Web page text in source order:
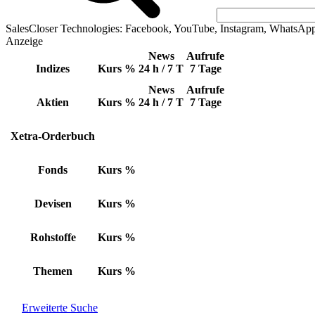
SalesCloser Technologies: Facebook, YouTube, Instagram,
Anzeige
Indizes Kurs %
News
24 h / 7 T
Aufrufe
7 Tage
Aktien Kurs %
News
24 h / 7 T
Aufrufe
7 Tage
Xetra-Orderbuch
Fonds Kurs %
Devisen Kurs %
Rohstoffe Kurs %
Themen Kurs %
Erweiterte Suche